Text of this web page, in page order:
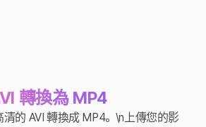
轉換為 MP4
的 AVI 轉換成 MP4。\n上傳您的影